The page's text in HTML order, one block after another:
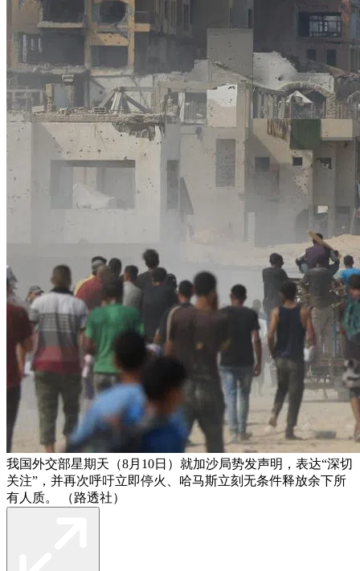
我国外交部星期天（8月10日）就加沙局势发声明，表达“深切
关注”，并再次呼吁立即停火、哈马斯立刻无条件释放余下所
有人质。 （路透社）